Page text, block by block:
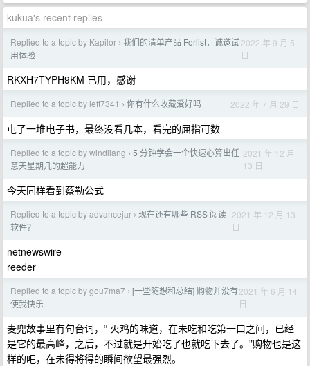
kukua's recent replies
Replied to a topic by Kapilor › 我们的清单产品 Forlist，诚邀试
用体验
2022 年 9 月 5
日
RKXH7TYPH9KM 已用，感谢
Replied to a topic by left7341 › 你有什么收藏爱好吗 2022 年 7 月 29 日
屯了一堆电子书，最终没看几本，看完的屈指可数
Replied to a topic by windliang › 5 分钟学会一个快速心算出任
意天星期几的超能力
2021 年 12 月
13 日
今天同样看到蔡勒公式
Replied to a topic by advancejar › 现在还有哪些 RSS 阅读
软件？
2021 年 12 月 13
日
netnewswire
reeder
Replied to a topic by gou7ma7 › [一些随想和总结] 购物并没有
使我快乐
2021 年 6 月 14
日
麦兜故事里有句台词，“ 火鸡的味道，在未吃和吃第一口之间，已经
是它的最高峰，之后，不过就是开始吃了也就吃下去了。”购物也是这
样的吧，在未得将得的瞬间欲望最强烈。